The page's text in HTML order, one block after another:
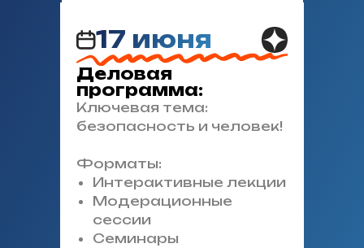
17 июня
Деловая
программа:
Ключевая тема:
безопасность и человек!
Форматы:
Интерактивные лекции
Модерационные
сессии
Семинары